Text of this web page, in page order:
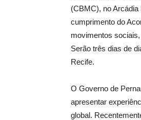
(CBMC), no
cumprimento do
movimentos
Serão três dias de
Recife.
O Governo de
apresentar
global.